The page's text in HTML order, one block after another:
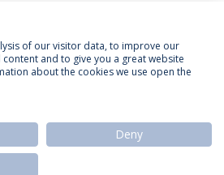
Termos & Condições
of our visitor data, to improve our
and to give you a great website
about the cookies we use open the
Deny